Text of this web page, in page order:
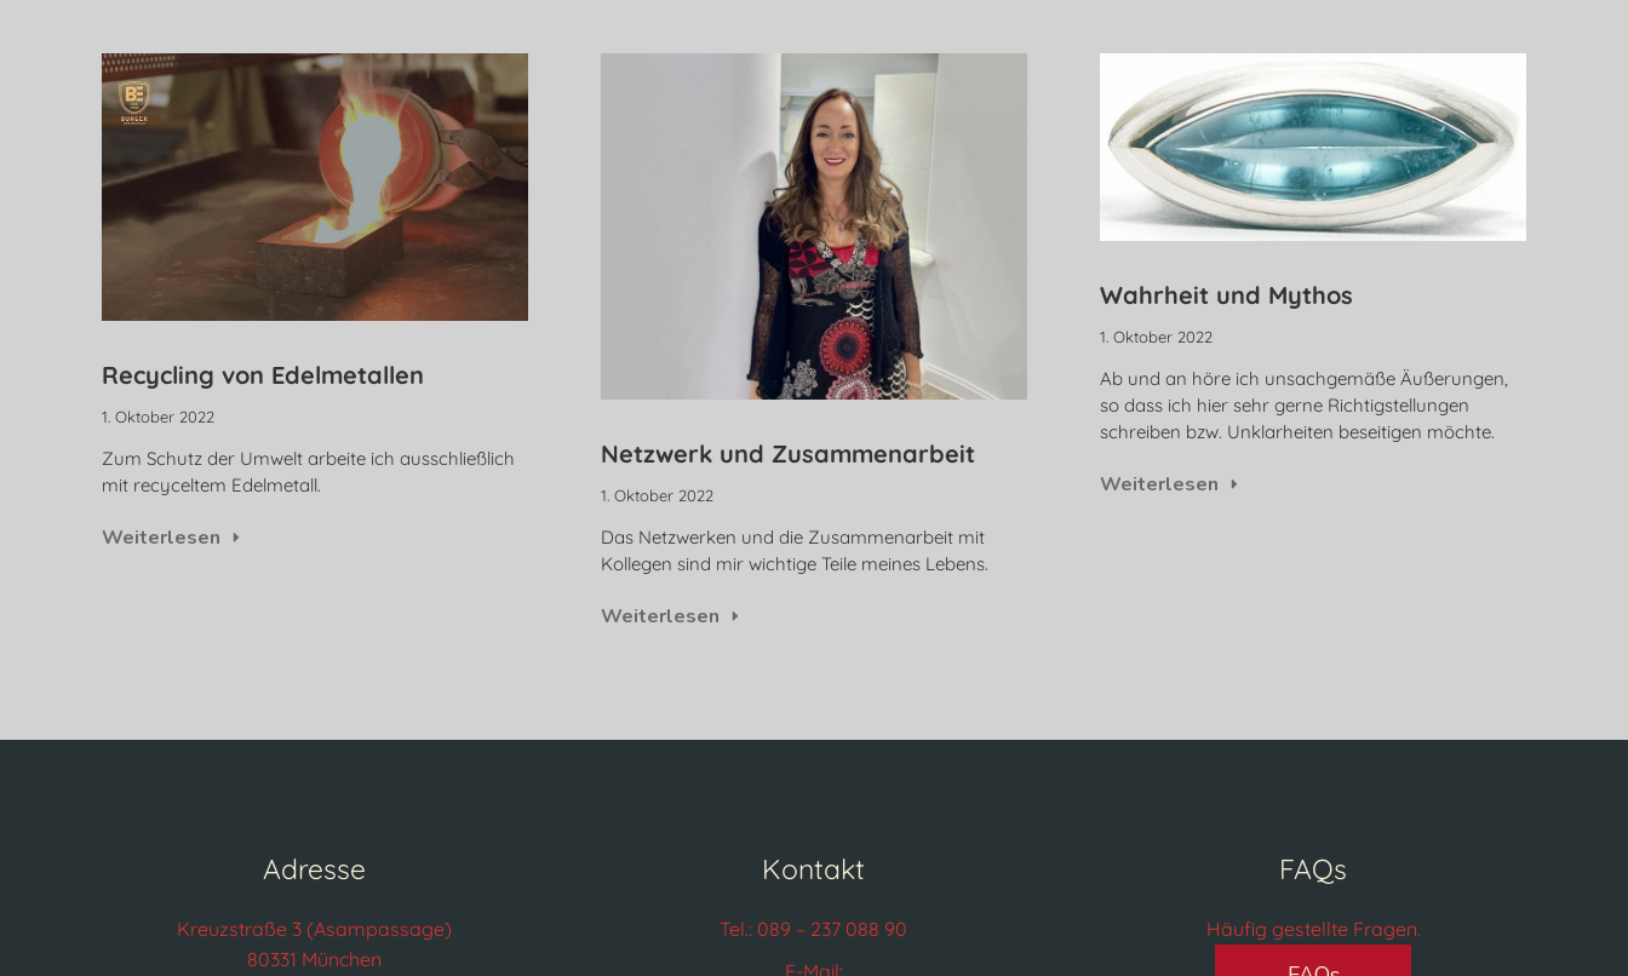
Recycling von Edelmetallen
1. Oktober 2022
Zum Schutz der Umwelt arbeite ich ausschließlich
mit recyceltem Edelmetall.
Weiterlesen
Netzwerk und Zusammenarbeit
1. Oktober 2022
Das Netzwerken und die Zusammenarbeit mit
Kollegen sind mir wichtige Teile meines Lebens.
Weiterlesen
Wahrheit und Mythos
1. Oktober 2022
Ab und an höre ich unsachgemäße Äußerungen,
so dass ich hier sehr gerne Richtigstellungen
schreiben bzw. Unklarheiten beseitigen möchte.
Weiterlesen
Adresse
Kreuzstraße 3 (Asampassage)
80331 München
Kontakt
Tel.: 089 – 237 088 90
E-Mail:
FAQs
Häufig gestellte Fragen.